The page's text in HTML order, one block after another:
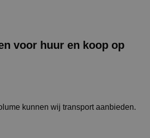
voor huur en koop op
kunnen wij transport aanbieden.